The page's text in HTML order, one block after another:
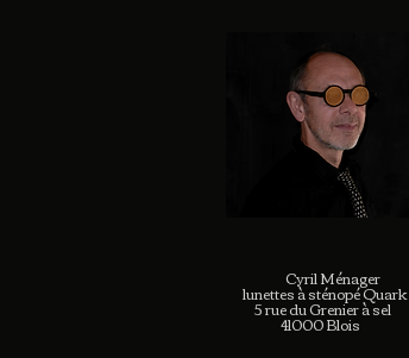
Cyril Ménager
lunettes à sténopé Quark
5 rue du Grenier à sel
41000 Blois